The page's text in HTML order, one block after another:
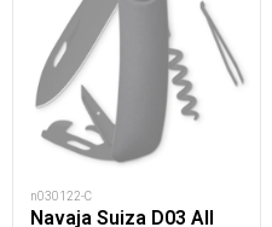
n030122-C
Navaja Suiza D03 All